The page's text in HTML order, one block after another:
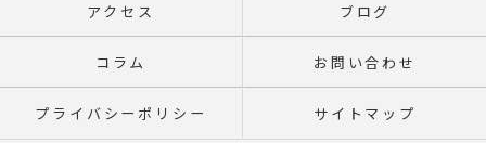
アクセス ブログ
コラム お問い合わせ
プライバシーポリシー サイトマップ